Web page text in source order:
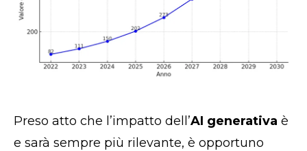
Preso atto che l’impatto dell’AI generativa è
e sarà sempre più rilevante, è opportuno